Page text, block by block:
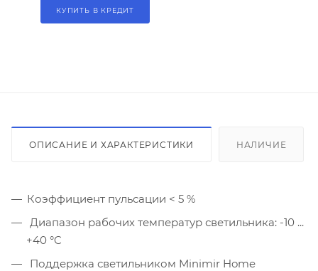
КУПИТЬ В КРЕДИТ
ОПИСАНИЕ И ХАРАКТЕРИСТИКИ НАЛИЧИЕ
Коэффициент пульсации < 5 %
Диапазон рабочих температур светильника: -10 ...
+40 °C
Поддержка светильником Minimir Home